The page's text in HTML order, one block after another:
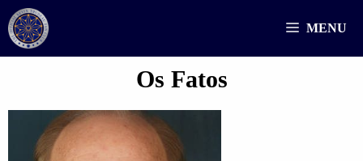
Saltar
para
o
MENU
Os Fatos